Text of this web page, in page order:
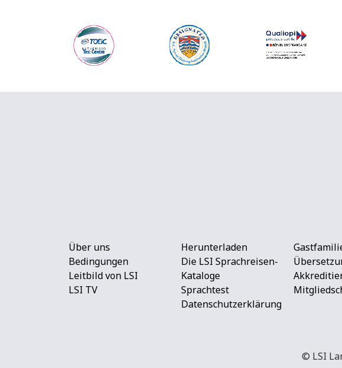
Über uns
Bedingungen
Leitbild von LSI
LSI TV
Herunterladen
Die LSI Sprachreisen-
Kataloge
Sprachtest
Datenschutzerklärung
© LSI